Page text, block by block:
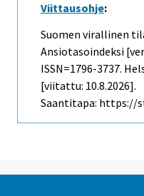
Viittausohje:
Suomen virallinen
Ansiotasoindeksi
ISSN=1796-3737.
[viitattu: 10.8.2026].
Saantitapa: